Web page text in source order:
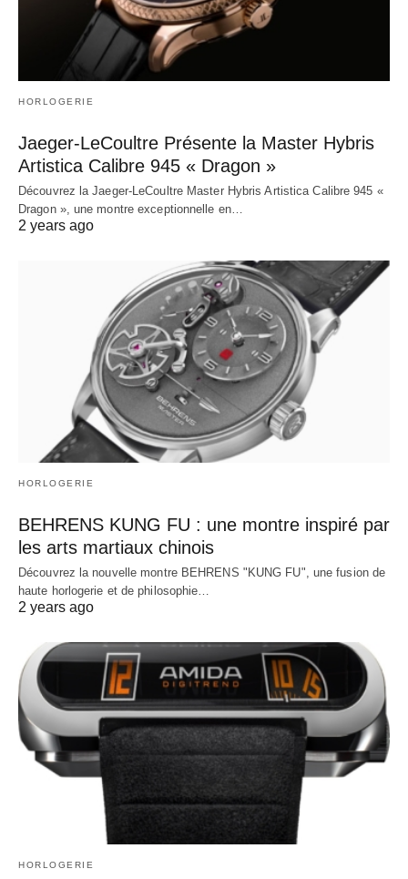
HORLOGERIE
Jaeger-LeCoultre Présente la Master Hybris
Artistica Calibre 945 « Dragon »
Découvrez la Jaeger-LeCoultre Master Hybris Artistica Calibre 945 «
Dragon », une montre exceptionnelle en…
2 years ago
HORLOGERIE
BEHRENS KUNG FU : une montre inspiré par
les arts martiaux chinois
Découvrez la nouvelle montre BEHRENS "KUNG FU", une fusion de
haute horlogerie et de philosophie…
2 years ago
HORLOGERIE